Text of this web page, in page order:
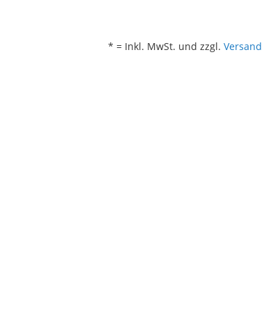
* = Inkl. MwSt. und zzgl. Versand